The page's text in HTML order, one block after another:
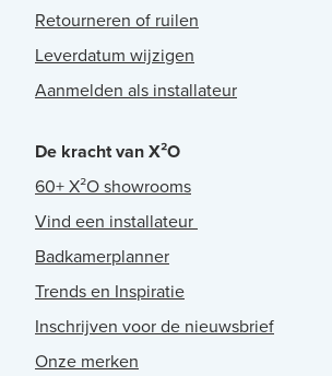
Retourneren of ruilen
Leverdatum wijzigen
Aanmelden als installateur
De kracht van X²O
60+ X²O showrooms
Vind een installateur
Badkamerplanner
Trends en Inspiratie
Inschrijven voor de nieuwsbrief
Onze merken